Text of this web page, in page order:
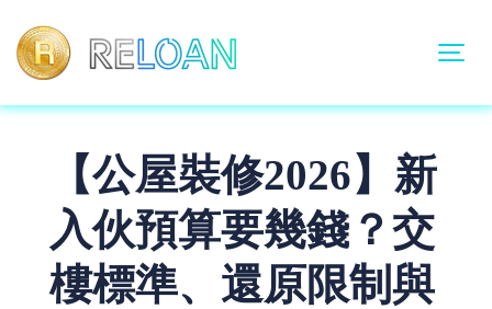
【公屋裝修2026】新
入伙預算要幾錢？交
樓標準、還原限制與